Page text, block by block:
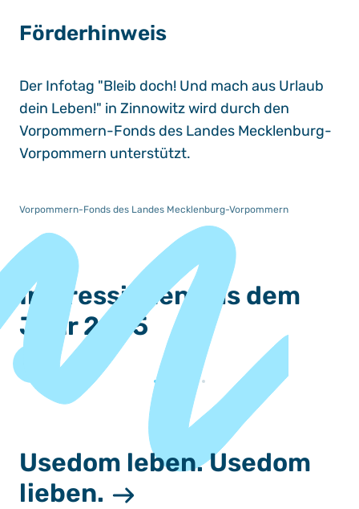
Förderhinweis
Der Infotag "Bleib doch! Und mach aus Urlaub
dein Leben!" in Zinnowitz wird durch den
Vorpommern-Fonds des Landes Mecklenburg-
Vorpommern unterstützt.
Vorpommern-Fonds des Landes Mecklenburg-Vorpommern
Impressionen aus dem
Jahr 2025
Usedom leben. Usedom
lieben.